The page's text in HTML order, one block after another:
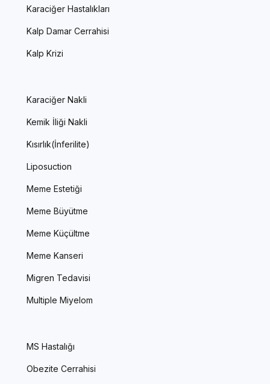
Karaciğer Hastalıkları
Kalp Damar Cerrahisi
Kalp Krizi
Karaciğer Nakli
Kemik İliği Nakli
Kısırlık(İnferilite)
Liposuction
Meme Estetiği
Meme Büyütme
Meme Küçültme
Meme Kanseri
Migren Tedavisi
Multiple Miyelom
MS Hastalığı
Obezite Cerrahisi